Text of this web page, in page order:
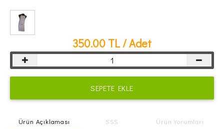
350.00 TL / Adet
SEPETE EKLE
Ürün Açıklaması SSS Ürün Yorumları